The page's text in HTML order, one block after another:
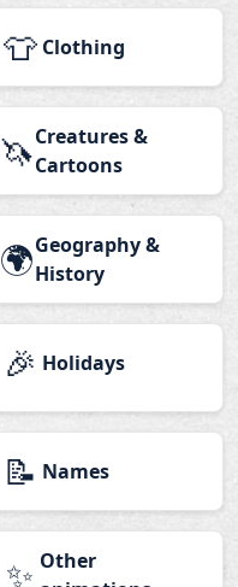
👕 Clothing
🦄Creatures &
Cartoons
🌍Geography &
History
🎉 Holidays
📝 Names
✨ Other